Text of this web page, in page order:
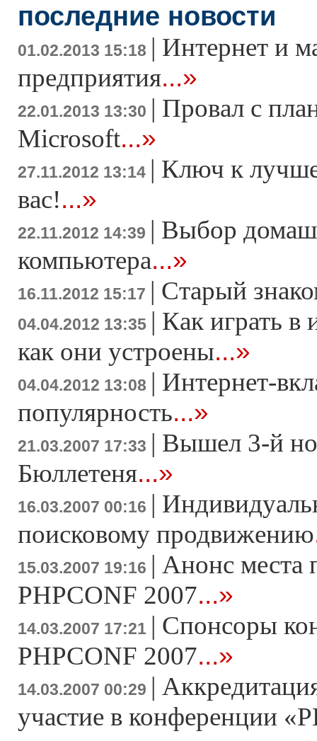
последние новости
01.02.2013 15:18 | Интернет и
предприятия...»
22.01.2013 13:30 | Провал с
Microsoft...»
27.11.2012 13:14 | Ключ к
вас!...»
22.11.2012 14:39 | Выбор
компьютера...»
16.11.2012 15:17 | Старый
04.04.2012 13:35 | Как играть в
как они устроены...»
04.04.2012 13:08 | Интернет-
популярность...»
21.03.2007 17:33 | Вышел 3-й
Бюллетеня...»
16.03.2007 00:16 |
поисковому продвижению
15.03.2007 19:16 | Анонс места
PHPCONF 2007...»
14.03.2007 17:21 | Спонсоры
PHPCONF 2007...»
14.03.2007 00:29 |
участие в конференции